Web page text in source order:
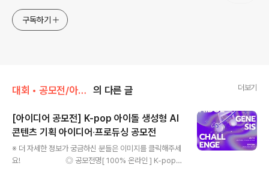
구독하기
대회 • 공모전/아이디어 • 제안 의 다른 글 더보기
[아이디어 공모전] K-pop 아이돌 생성형 AI
콘텐츠 기획 아이디어∙프로듀싱 공모전
※ 더 자세한 정보가 궁금하신 분들은 이미지를 클릭해주세
요! ◎ 공모전명[ 100% 온라인 ] K-pop